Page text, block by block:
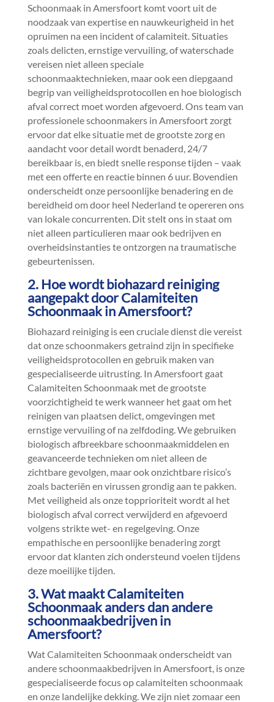
Schoonmaak in Amersfoort komt voort uit de
noodzaak van expertise en nauwkeurigheid in het
opruimen na een incident of calamiteit.​ Situaties
zoals delicten, ernstige vervuiling, of waterschade
vereisen niet alleen speciale
schoonmaaktechnieken, maar ook een diepgaand
begrip van veiligheidsprotocollen en hoe biologisch
afval correct moet worden afgevoerd.​ Ons team van
professionele schoonmakers in Amersfoort zorgt
ervoor dat elke situatie met de grootste zorg en
aandacht voor detail wordt benaderd, 24/7
bereikbaar is, en biedt snelle response tijden – vaak
met een offerte en reactie binnen 6 uur.​ Bovendien
onderscheidt onze persoonlijke benadering en de
bereidheid om door heel Nederland te opereren ons
van lokale concurrenten.​ Dit stelt ons in staat om
niet alleen particulieren maar ook bedrijven en
overheidsinstanties te ontzorgen na traumatische
gebeurtenissen.​
2.​ Hoe wordt biohazard reiniging
aangepakt door Calamiteiten
Schoonmaak in Amersfoort?
Biohazard reiniging is een cruciale dienst die vereist
dat onze schoonmakers getraind zijn in specifieke
veiligheidsprotocollen en gebruik maken van
gespecialiseerde uitrusting.​ In Amersfoort gaat
Calamiteiten Schoonmaak met de grootste
voorzichtigheid te werk wanneer het gaat om het
reinigen van plaatsen delict, omgevingen met
ernstige vervuiling of na zelfdoding.​ We gebruiken
biologisch afbreekbare schoonmaakmiddelen en
geavanceerde technieken om niet alleen de
zichtbare gevolgen, maar ook onzichtbare risico’s
zoals bacteriën en virussen grondig aan te pakken.​
Met veiligheid als onze topprioriteit wordt al het
biologisch afval correct verwijderd en afgevoerd
volgens strikte wet- en regelgeving.​ Onze
empathische en persoonlijke benadering zorgt
ervoor dat klanten zich ondersteund voelen tijdens
deze moeilijke tijden.​
3.​ Wat maakt Calamiteiten
Schoonmaak anders dan andere
schoonmaakbedrijven in
Amersfoort?
Wat Calamiteiten Schoonmaak onderscheidt van
andere schoonmaakbedrijven in Amersfoort, is onze
gespecialiseerde focus op calamiteiten schoonmaak
en onze landelijke dekking.​ We zijn niet zomaar een